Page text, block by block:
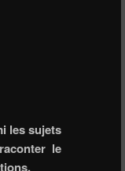
les sujets
le